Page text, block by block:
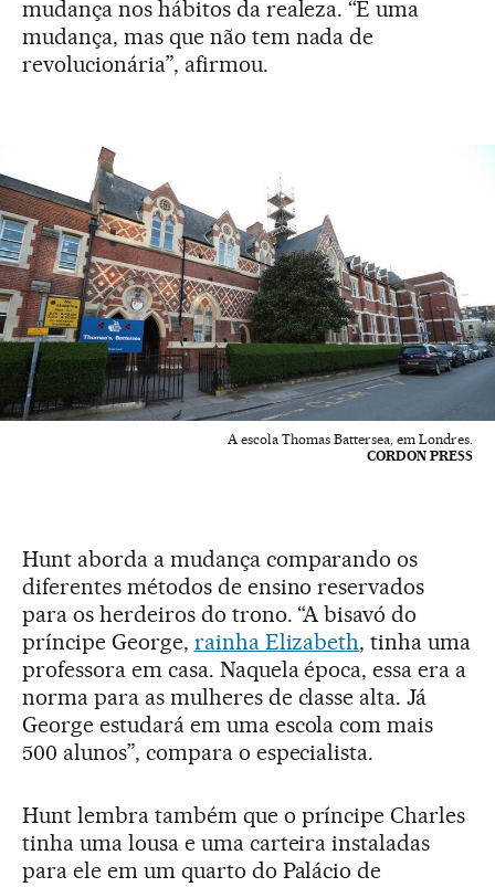
mudança nos hábitos da realeza. “É uma
mudança, mas que não tem nada de
revolucionária”, afirmou.
A escola Thomas Battersea, em Londres.
CORDON PRESS
Hunt aborda a mudança comparando os
diferentes métodos de ensino reservados
para os herdeiros do trono. “A bisavó do
príncipe George, rainha Elizabeth, tinha uma
professora em casa. Naquela época, essa era a
norma para as mulheres de classe alta. Já
George estudará em uma escola com mais
500 alunos”, compara o especialista.
Hunt lembra também que o príncipe Charles
tinha uma lousa e uma carteira instaladas
para ele em um quarto do Palácio de